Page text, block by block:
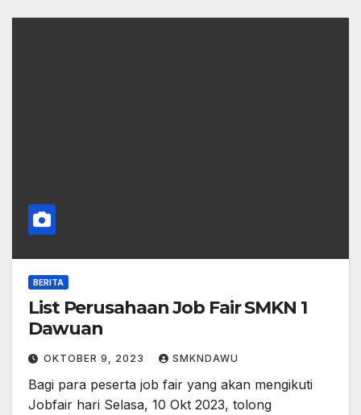
BERITA
List Perusahaan Job Fair SMKN 1
Dawuan
OKTOBER 9, 2023 SMKNDAWU
Bagi para peserta job fair yang akan mengikuti
Jobfair hari Selasa, 10 Okt 2023, tolong